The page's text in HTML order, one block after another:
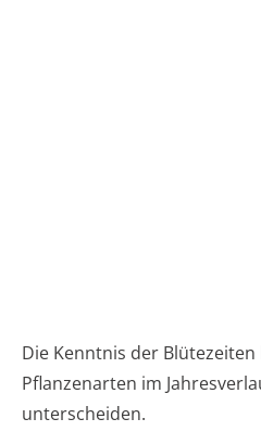
Die Kenntnis der
Pflanzenarten im
unterscheiden.